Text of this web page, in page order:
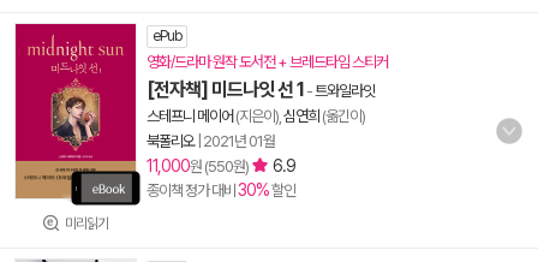
미리읽기
ePub
영화/드라마 원작 도서전 + 브레드타임 스티커
[전자책] 미드나잇 선 1 -트와일라잇
스테프니 메이어 (지은이), 심연희 (옮긴이)
북폴리오| 2021년 01월
11,000원 (550원) 6.9
종이책 정가 대비 30%할인